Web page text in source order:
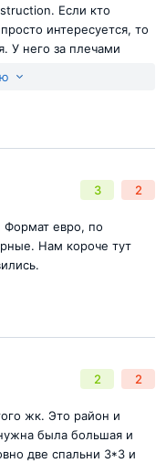
сайте
Если кто
интересуется, то
У него за плечами
100%.
3 2
Формат евро, по
Нам короче тут
2 2
жк. Это район и
была большая и
две спальни 3*3 и